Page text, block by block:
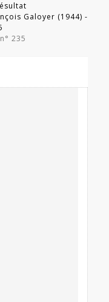
Galoyer (1944) -
235